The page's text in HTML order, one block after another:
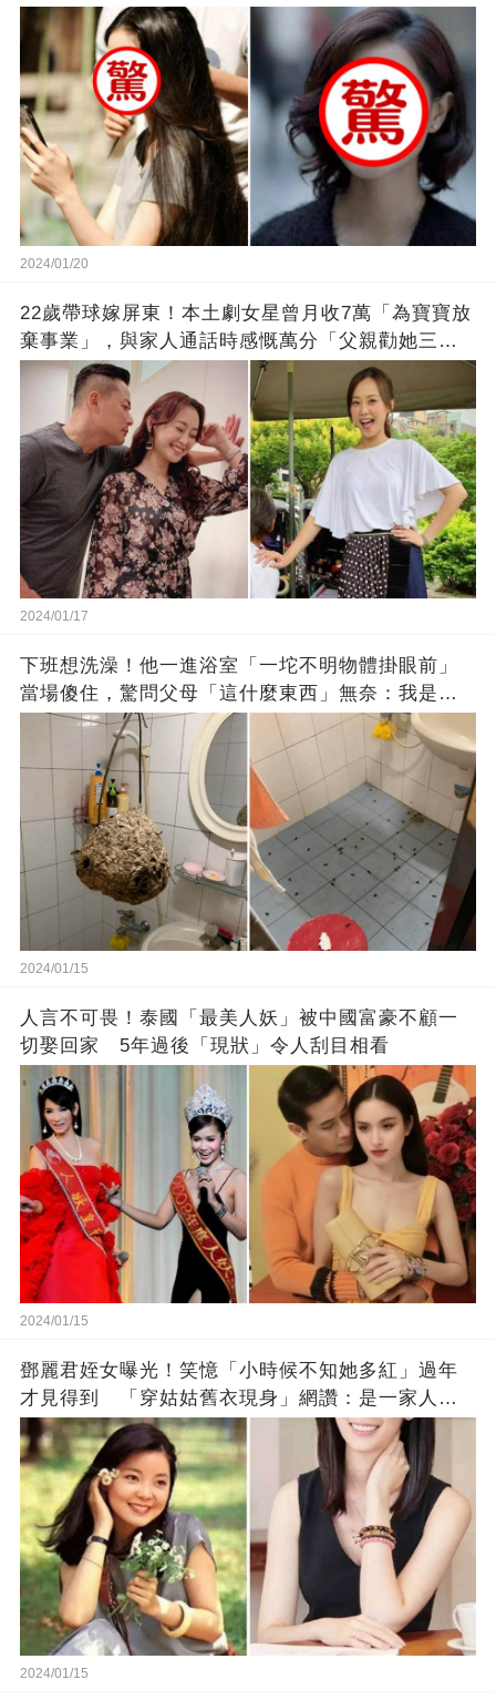
2024/01/20
22歲帶球嫁屏東！本土劇女星曾月收7萬「為寶寶放
棄事業」，與家人通話時感慨萬分「父親勸她三
思」：只有過一次眼淚
2024/01/17
下班想洗澡！他一進浴室「一坨不明物體掛眼前」
當場傻住，驚問父母「這什麼東西」無奈：我是親
生的嗎？
2024/01/15
人言不可畏！泰國「最美人妖」被中國富豪不顧一
切娶回家 5年過後「現狀」令人刮目相看
2024/01/15
鄧麗君姪女曝光！笑憶「小時候不知她多紅」過年
才見得到 「穿姑姑舊衣現身」網讚：是一家人沒
錯!
2024/01/15